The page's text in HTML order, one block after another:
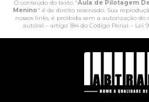
O conteúdo do texto "Aula de Pilotagem
Menino" é de direito reservado. Sua
nossos links, é proibida sem a autorização
autoral – artigo 184 do Código Penal – Lei